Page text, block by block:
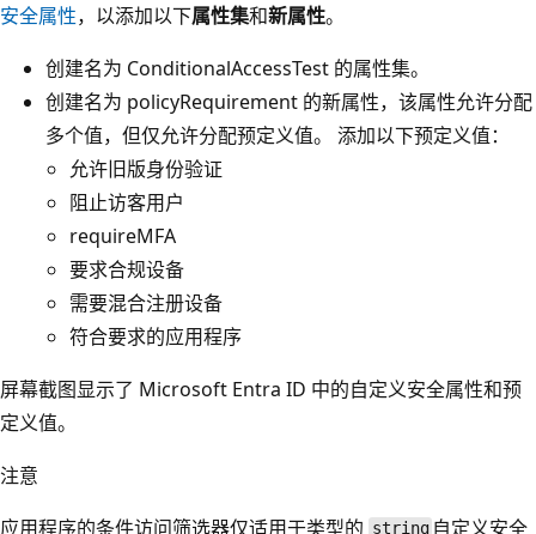
安全属性，以添加以下属性集和新属性。
创建名为 ConditionalAccessTest 的属性集。
创建名为 policyRequirement 的新属性，该属性允许分配
多个值，但仅允许分配预定义值。 添加以下预定义值：
允许旧版身份验证
阻止访客用户
requireMFA
要求合规设备
需要混合注册设备
符合要求的应用程序
屏幕截图显示了 Microsoft Entra ID 中的自定义安全属性和预
定义值。
注意
应用程序的条件访问筛选器仅适用于类型的 string 自定义安全